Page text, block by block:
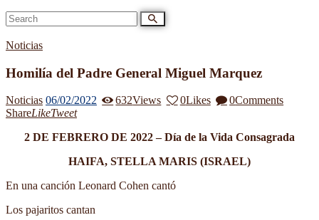
Noticias
Homilía del Padre General Miguel Marquez
Noticias 06/02/2022 632Views 0Likes 0Comments
ShareLikeTweet
2 DE FEBRERO DE 2022 – Día de la Vida Consagrada
HAIFA, STELLA MARIS (ISRAEL)
En una canción Leonard Cohen cantó
Los pajaritos cantan